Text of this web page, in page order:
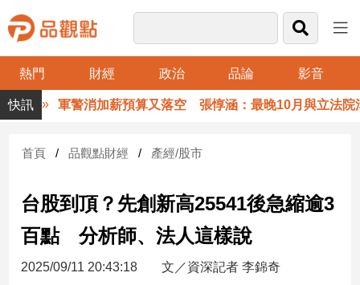
熱門 財經 政治 品論 影音
品
觀
財
台
財
新
軍警消加薪預算又落空 張惇涵：最晚10月與立法院溝通
首頁 品觀點財經 產經/股市
台股到頂？先創新高25541後急縮逾3
百點 分析師、法人這樣說
2025/09/11 20:43:18 文／資深記者 李錦奇